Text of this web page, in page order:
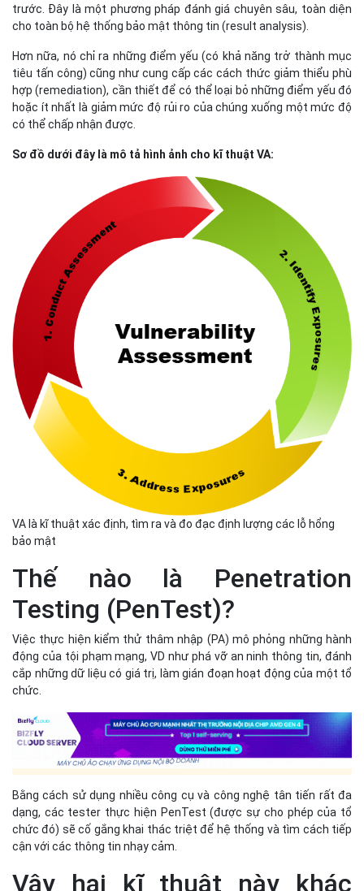
trước. Đây là một phương pháp đánh giá chuyên sâu, toàn diện
cho toàn bộ hệ thống bảo mật thông tin (result analysis).
Hơn nữa, nó chỉ ra những điểm yếu (có khả năng trở thành mục
tiêu tấn công) cũng như cung cấp các cách thức giảm thiểu phù
hợp (remediation), cần thiết để có thể loại bỏ những điểm yếu đó
hoặc ít nhất là giảm mức độ rủi ro của chúng xuống một mức độ
có thể chấp nhận được.
Sơ đồ dưới đây là mô tả hình ảnh cho kĩ thuật VA:
VA là kĩ thuật xác định, tìm ra và đo đạc định lượng các lỗ hổng
bảo mật
Thế nào là Penetration
Testing (PenTest)?
Việc thực hiện kiểm thử thâm nhập (PA) mô phỏng những hành
động của tội phạm mạng, VD như phá vỡ an ninh thông tin, đánh
cắp những dữ liệu có giá trị, làm gián đoạn hoạt động của một tổ
chức.
Bằng cách sử dụng nhiều công cụ và công nghệ tân tiến rất đa
dạng, các tester thực hiện PenTest (được sự cho phép của tổ
chức đó) sẽ cố gắng khai thác triệt để hệ thống và tìm cách tiếp
cận với các thông tin nhạy cảm.
Vậy hai kĩ thuật này khác